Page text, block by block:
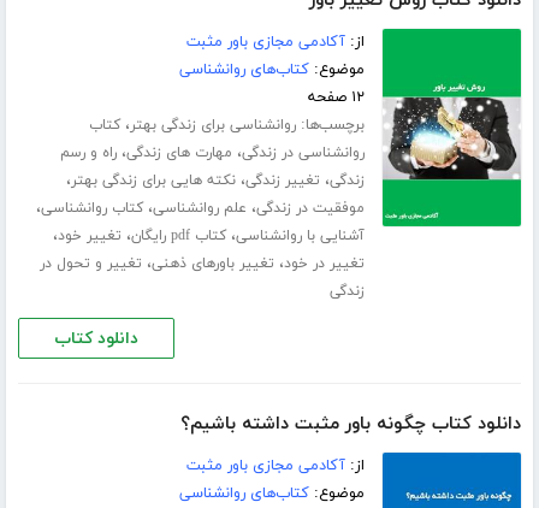
از:آکادمی مجازی باور مثبت
موضوع:کتاب‌های روانشناسی
۱۲ صفحه
برچسب‌ها:روانشناسی برای زندگی بهتر،کتاب
روانشناسی در زندگی، مهارت های زندگی،راه و رسم
زندگی، تغییر زندگی،نکته هایی برای زندگی بهتر،
موفقیت در زندگی، علم روانشناسی،کتاب روانشناسی،
آشنایی با روانشناسی،کتاب pdf رایگان ، تغییر خود،
تغییر در خود، تغییر باورهای ذهنی، تغییر و تحول در
زندگی
دانلود کتاب
دانلود کتاب چگونه باور مثبت داشته باشیم؟
از:آکادمی مجازی باور مثبت
موضوع:کتاب‌های روانشناسی